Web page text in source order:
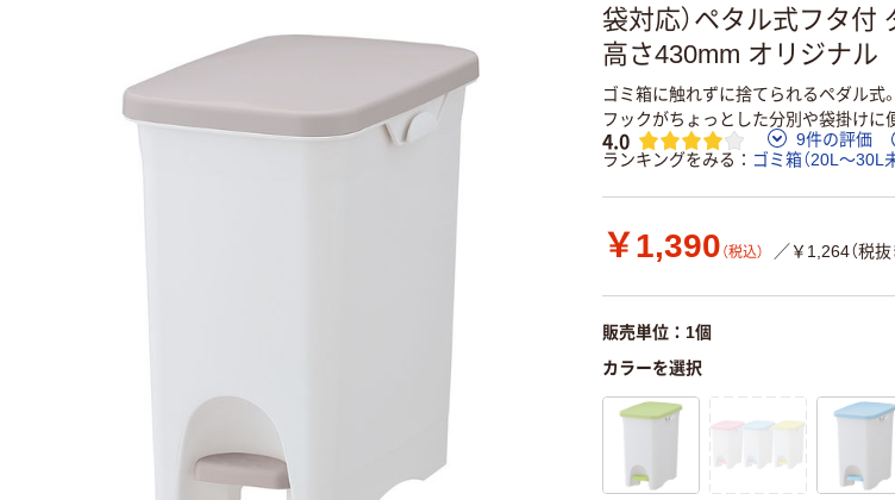
袋対応）ペタル式フタ
高さ430mm オリジナル
ゴミ箱に触れずに捨てられるペダル式
フックがちょっとした分別や袋掛けに
4.0 9件の評価
ランキングをみる
ゴミ箱（20L～30L
￥1,390 （税込） ／￥1,264（税抜
販売単位：1個
カラーを選択